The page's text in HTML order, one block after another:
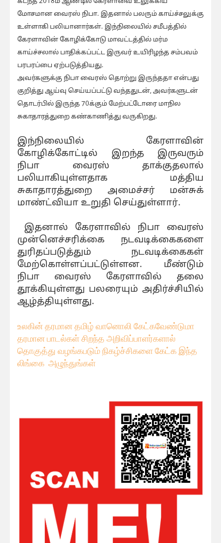
கடந்த 2018ம் ஆண்டில் கேரளாவை உலுக்கிய
மோசமான வைரஸ் நிபா. இதனால் பலரும் காய்ச்சலுக்கு
உள்ளாகி பலியானார்கள். இந்நிலையில் சமீபத்தில்
கேரளாவின் கோழிக்கோடு மாவட்டத்தில் மர்ம
காய்ச்சலால் பாதிக்கப்பட்ட இருவர் உயிரிழந்த சம்பவம்
பரபரப்பை ஏற்படுத்தியது.
அவர்களுக்கு நிபா வைரஸ் தொற்று இருந்ததா என்பது
குறித்து ஆய்வு செய்யப்பட்டு வந்ததுடன், அவர்களுடன்
தொடர்பில் இருந்த 70க்கும் மேற்பட்டோரை மாநில
சுகாதாரத்துறை கண்காணித்து வருகிறது.
இந்நிலையில் கேரளாவின்
கோழிக்கோட்டில் இறந்த இருவரும்
நிபா வைரஸ் தாக்குதலால்
பலியாகியுள்ளதாக மத்திய
சுகாதாரத்துறை அமைச்சர் மன்சுக்
மாண்ட்வியா உறுதி செய்துள்ளார்.
இதனால் கேரளாவில் நிபா வைரஸ்
முன்னெச்சரிக்கை நடவடிக்கைகளை
துரிதப்படுத்தும் நடவடிக்கைகள்
மேற்கொள்ளப்பட்டுள்ளன. மீண்டும்
நிபா வைரஸ் கேரளாவில் தலை
தூக்கியுள்ளது பலரையும் அதிர்ச்சியில்
ஆழ்த்தியுள்ளது.
உலகின் தரமான தமிழ் வானொலி கேட்கவேண்டுமா
தரமான பாடல்கள் சிறந்த அறிவிப்பாளர்களால்
தொகுத்து வழங்கபடும் நிகழ்ச்சிகளை கேட்க இந்த
லிங்கை அழுந்துங்கள்